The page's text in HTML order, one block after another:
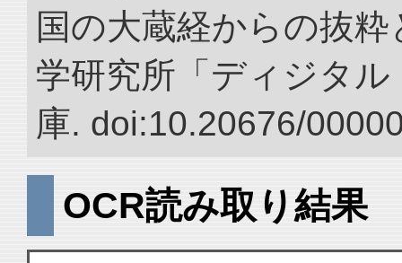
国の大蔵経からの抜
学研究所「ディジタ
庫. doi:10.20676/
OCR読み取り結果